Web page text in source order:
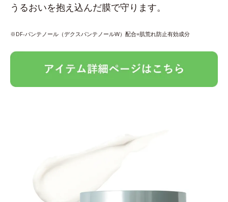
うるおいを抱え込んだ膜で守ります。
※DF-パンテノール（デクスパンテノールW）配合=肌荒れ防止有効成分